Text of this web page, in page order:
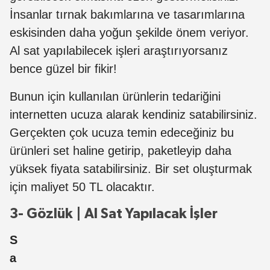
İnsanlar tırnak bakımlarına ve tasarımlarına
eskisinden daha yoğun şekilde önem veriyor.
Al sat yapılabilecek işleri araştırıyorsanız
bence güzel bir fikir!
Bunun için kullanılan ürünlerin tedariğini
internetten ucuza alarak kendiniz satabilirsiniz.
Gerçekten çok ucuza temin edeceğiniz bu
ürünleri set haline getirip, paketleyip daha
yüksek fiyata satabilirsiniz. Bir set oluşturmak
için maliyet 50 TL olacaktır.
3- Gözlük | Al Sat Yapılacak İşler
S
a